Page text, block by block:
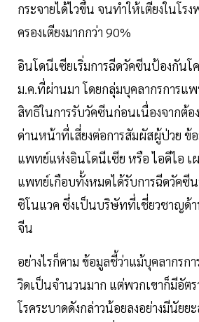
กระจายได้ไวขึ้น จนทำให้เตียงในโรง
ครองเตียงมากกว่า 90%
อินโดนีเซียเริ่มการฉีดวัคซีนป้องกันโ
ม.ค.ที่ผ่านมา โดยกลุ่มบุคลากรการแ
สิทธิในการรับวัคซีนก่อนเนื่องจากต้อ
ด่านหน้าที่เสี่ยงต่อการสัมผัสผู้ป่วย ข้
แพทย์แห่งอินโดนีเซีย หรือ ไอดีไอ เผ
แพทย์เกือบทั้งหมดได้รับการฉีดวัค
ซิโนแวค ซึ่งเป็นบริษัทที่เชี่ยวชาญด้
จีน
อย่างไรก็ตาม ข้อมูลชี้ว่าแม้บุคลากรก
วิดเป็นจำนวนมาก แต่พวกเขาก็มีอัตร
โรคระบาดดังกล่าวน้อยลงอย่างมีนัยย